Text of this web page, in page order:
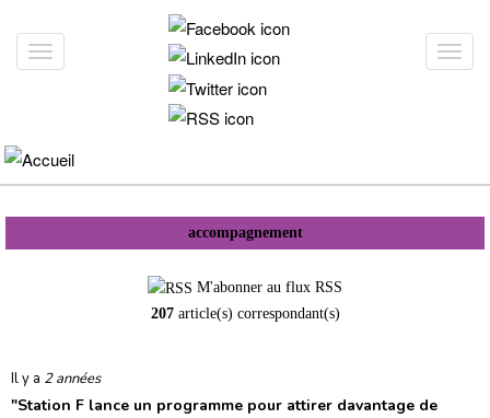
au
contenuToggle
accompagnement
M'abonner au flux RSS
207article(s) correspondant(s)
Il y a 2 années
"Station F lance un programme pour attirer davantage de